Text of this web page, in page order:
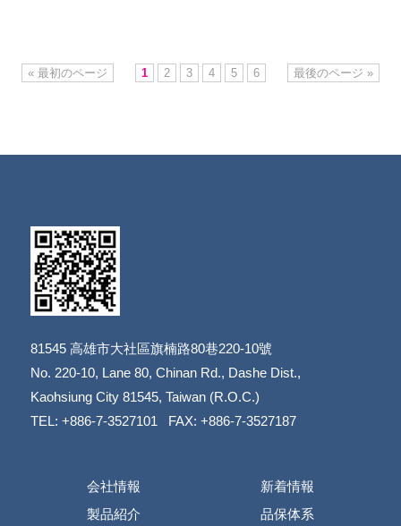
« 最初のページ 1 2 3 4 5 6 最後のページ »
81545高雄市大社區旗楠路80巷220-10號
​​​​​​​No. 220-10, Lane 80, Chinan Rd., Dashe Dist.,
​​​​​​​Kaohsiung City 81545, Taiwan (R.O.C.)
TEL: +886-7-3527101 FAX: +886-7-3527187
会社情報
新着情報
製品紹介
品保体系